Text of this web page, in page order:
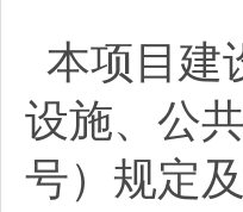
本项目建
设施、公
号）规定